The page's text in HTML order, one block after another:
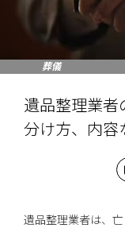
葬儀
遺品整理業者
分け方、内容
遺品整理業者は、